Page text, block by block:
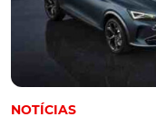
NOTÍCIAS